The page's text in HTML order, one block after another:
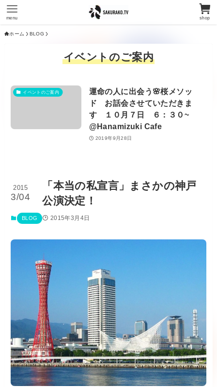
shop
menu
ホーム BLOG
イベントのご案内
イベントのご案内
運命の人に出会う🌸桜メソッ
ド お話会させていただきま
す １０月７日 ６：３０~
@Hanamizuki Cafe
2019年9月28日
「本当の私宣言」まさかの神戸
公演決定！
2015
3/04
BLOG 2015年3月4日